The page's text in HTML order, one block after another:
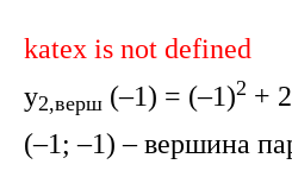
katex is not defined
y2,верш (–1) = (–1)2 +
(–1; –1) – вершина